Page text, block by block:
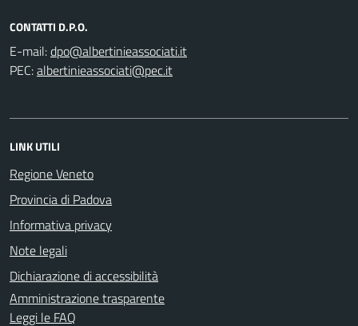
CONTATTI D.P.O.
E-mail:
PEC:
LINK UTILI
Regione Veneto
Provincia di Padova
Informativa privacy
Note legali
Dichiarazione di accessibilità
Amministrazione trasparente
Leggi le FAQ